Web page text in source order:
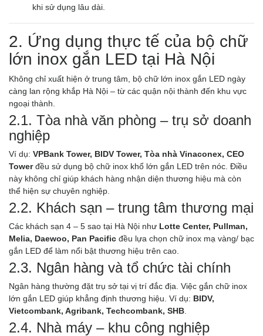
khi sử dụng lâu dài.
2. Ứng dụng thực tế của bộ chữ
lớn inox gắn LED tại Hà Nội
Không chỉ xuất hiện ở trung tâm, bộ chữ lớn inox gắn LED ngày
càng lan rộng khắp Hà Nội – từ các quận nội thành đến khu vực
ngoại thành.
2.1. Tòa nhà văn phòng – trụ sở doanh
nghiệp
Ví dụ: VPBank Tower, BIDV Tower, Tòa nhà Vinaconex, CEO
Towerđều sử dụng bộ chữ inox khổ lớn gắn LED trên nóc. Điều
này không chỉ giúp khách hàng nhận diện thương hiệu mà còn
thể hiện sự chuyên nghiệp.
2.2. Khách sạn – trung tâm thương mại
Các khách sạn 4 – 5 sao tại Hà Nội như Lotte Center, Pullman,
Melia, Daewoo, Pan Pacific đều lựa chọn chữ inox mạ vàng/ bạc
gắn LED để làm nổi bật thương hiệu trên cao.
2.3. Ngân hàng và tổ chức tài chính
Ngân hàng thường đặt trụ sở tại vị trí đắc địa. Việc gắn chữ inox
lớn gắn LED giúp khẳng định thương hiệu. Ví dụ: BIDV,
Vietcombank, Agribank, Techcombank, SHB
2.4. Nhà máy – khu công nghiệp